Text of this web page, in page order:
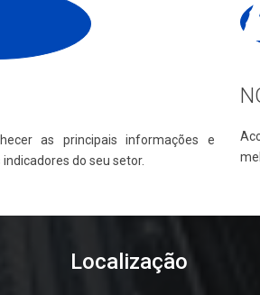
as principais informações e
do seu setor.
Localização